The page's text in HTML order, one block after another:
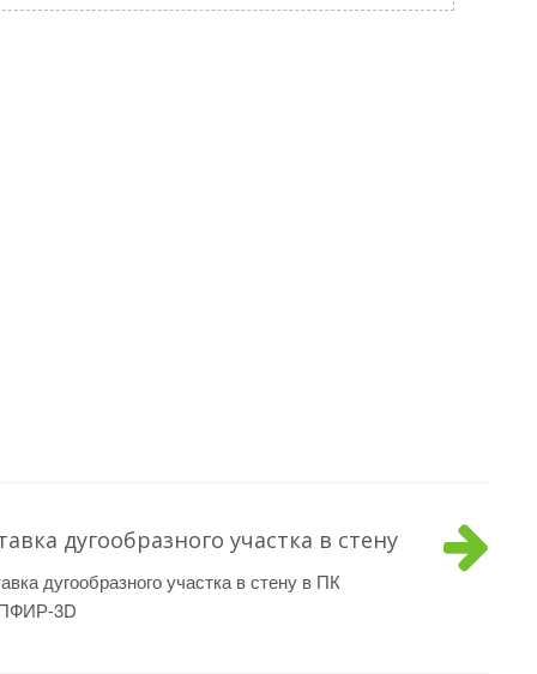
дугообразного участка в стену
дугообразного участка в стену в ПК
3D